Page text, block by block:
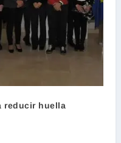
reducir huella